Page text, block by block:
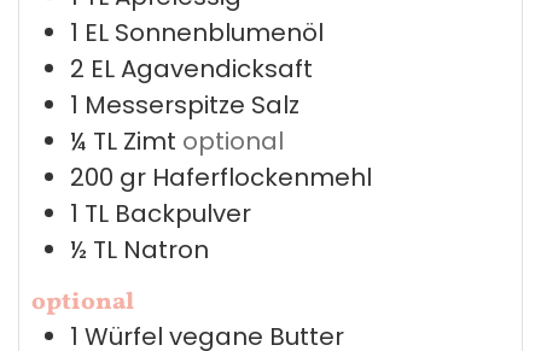
1 EL Sonnenblumenöl
2 ELAgavendicksaft
1 Messerspitze Salz
¼ TL Zimt optional
200 gr Haferflockenmehl
1 TL Backpulver
½ TL Natron
optional
1 Würfel vegane Butter